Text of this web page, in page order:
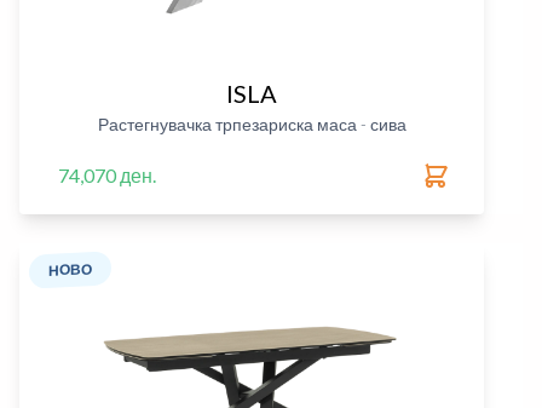
ISLA
Растегнувачка трпезариска маса - сива
74,070 ден.
НОВО